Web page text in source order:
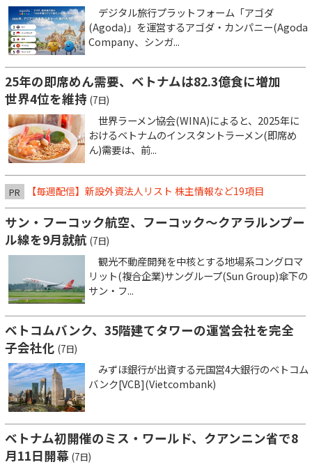
デジタル旅行プラットフォーム「アゴダ
(Agoda)」を運営するアゴダ・カンパニー(Agoda
Company、シンガ...
25年の即席めん需要、ベトナムは82.3億食に増加
世界4位を維持 (7日)
世界ラーメン協会(WINA)によると、2025年に
おけるベトナムのインスタントラーメン(即席め
ん)需要は、前...
PR 【毎週配信】新設外資法人リスト 株主情報など19項目
サン・フーコック航空、フーコック～クアラルンプー
ル線を9月就航 (7日)
観光不動産開発を中核とする地場系コングロマ
リット(複合企業)サングループ(Sun Group)傘下の
サン・フ...
ベトコムバンク、35階建てタワーの運営会社を完全
子会社化 (7日)
みずほ銀行が出資する元国営4大銀行のベトコム
バンク[VCB](Vietcombank)
ベトナム初開催のミス・ワールド、クアンニン省で8
月11日開幕 (7日)